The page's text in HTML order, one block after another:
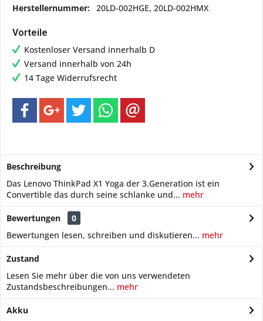
Herstellernummer: 20LD-002HGE, 20LD-002HMX
Vorteile
Kostenloser Versand innerhalb D
Versand innerhalb von 24h
14 Tage Widerrufsrecht
Beschreibung
Das Lenovo ThinkPad X1 Yoga der 3.Generation ist ein
Convertible das durch seine schlanke und... mehr
Bewertungen
0
Bewertungen lesen, schreiben und diskutieren... mehr
Zustand
Lesen Sie mehr über die von uns verwendeten
Zustandsbeschreibungen... mehr
Akku